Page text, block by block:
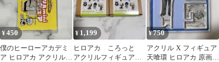
¥450
僕のヒーローアカデミ
ア ヒロアカ アクリル
¥ 1,199
ヒロアカ ころっと
アクリルフィギュアコ
¥ 750
アクリル X フィギュア
天喰環 ヒロアカ 原画展